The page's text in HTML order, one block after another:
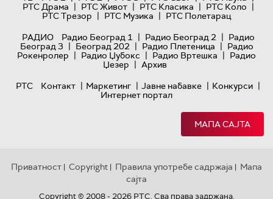
РТС Драма | РТС Живот | РТС Класика | РТС Коло |
РТС Трезор | РТС Музика | РТС Полетарац
РАДИО
Радио Београд 1 | Радио Београд 2 | Радио
Београд 3 | Београд 202 | Радио Плетеница | Радио
Рокенролер | Радио Џубокс | Радио Вртешка | Радио
Џезер | Архив
РТС
Контакт | Маркетинг | Јавне набавке | Конкурси |
Интернет портал
МАПА САЈТА
Приватност | Copyright | Правила употребе садржаја | Мапа
сајта
Copyright © 2008 - 2026 РТС. Сва права задржана.